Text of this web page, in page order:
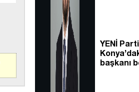
YENİ
başkanı